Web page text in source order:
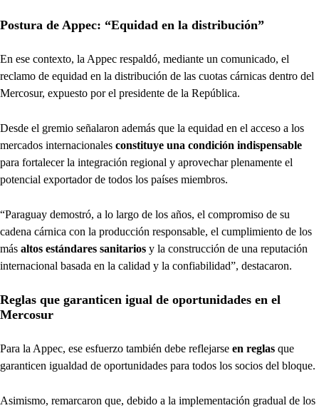
Postura de Appec: “Equidad en la distribución”
En ese contexto, la Appec respaldó, mediante un comunicado, el
reclamo de equidad en la distribución de las cuotas cárnicas dentro del
Mercosur, expuesto por el presidente de la República.
Desde el gremio señalaron además que la equidad en el acceso a los
mercados internacionales constituye una condición indispensable
para fortalecer la integración regional y aprovechar plenamente el
potencial exportador de todos los países miembros.
“Paraguay demostró, a lo largo de los años, el compromiso de su
cadena cárnica con la producción responsable, el cumplimiento de los
más altos estándares sanitarios y la construcción de una reputación
internacional basada en la calidad y la confiabilidad”, destacaron.
Reglas que garanticen igual de oportunidades en el
Mercosur
Para la Appec, ese esfuerzo también debe reflejarse en reglas que
garanticen igualdad de oportunidades para todos los socios del bloque.
Asimismo, remarcaron que, debido a la implementación gradual de los